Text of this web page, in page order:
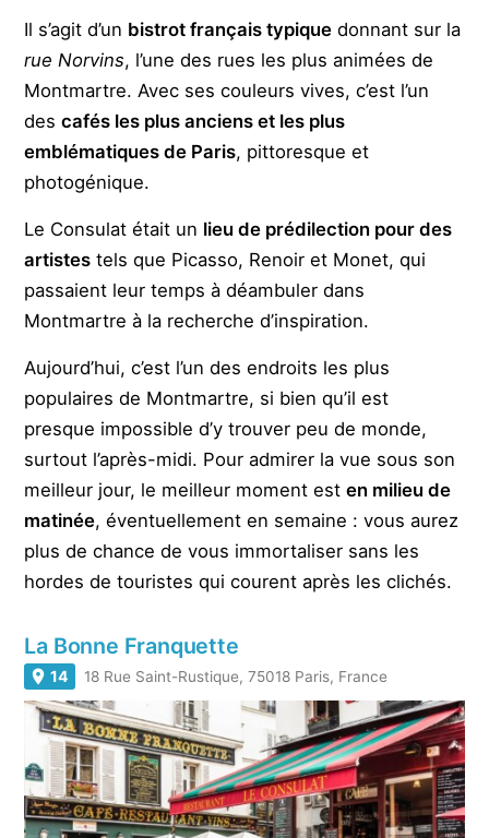
Il s’agit d’un bistrot français typique donnant sur la
rue Norvins, l’une des rues les plus animées de
Montmartre. Avec ses couleurs vives, c’est l’un
descafés les plus anciens et les plus
emblématiques de Paris, pittoresque et
photogénique.
Le Consulat était un lieu de prédilection pour des
artistes tels que Picasso, Renoir et Monet, qui
passaient leur temps à déambuler dans
Montmartre à la recherche d’inspiration.
Aujourd’hui, c’est l’un des endroits les plus
populaires de Montmartre, si bien qu’il est
presque impossible d’y trouver peu de monde,
surtout l’après-midi. Pour admirer la vue sous son
meilleur jour, le meilleur moment esten milieu de
matinée, éventuellement en semaine : vous aurez
plus de chance de vous immortaliser sans les
hordes de touristes qui courent après les clichés.
La Bonne Franquette
14 18 Rue Saint-Rustique, 75018 Paris, France